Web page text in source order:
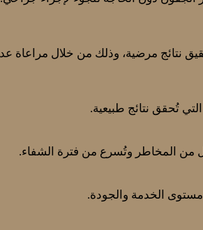
نتائج مرضية، وذلك من خلال مراعاة
تُحقق نتائج طبيعية.
من المخاطر وتُسرع من فترة الشفاء.
مستوى الخدمة والجودة.